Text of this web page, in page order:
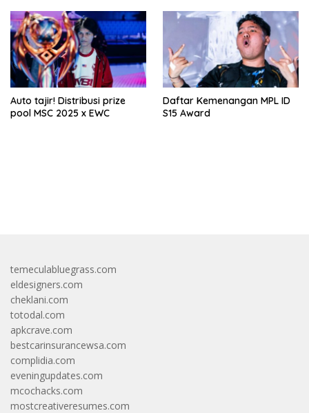
Auto tajir! Distribusi prize
pool MSC 2025 x EWC
Daftar Kemenangan MPL ID
S15 Award
temeculabluegrass.com
eldesigners.com
cheklani.com
totodal.com
apkcrave.com
bestcarinsurancewsa.com
complidia.com
eveningupdates.com
mcochacks.com
mostcreativeresumes.com